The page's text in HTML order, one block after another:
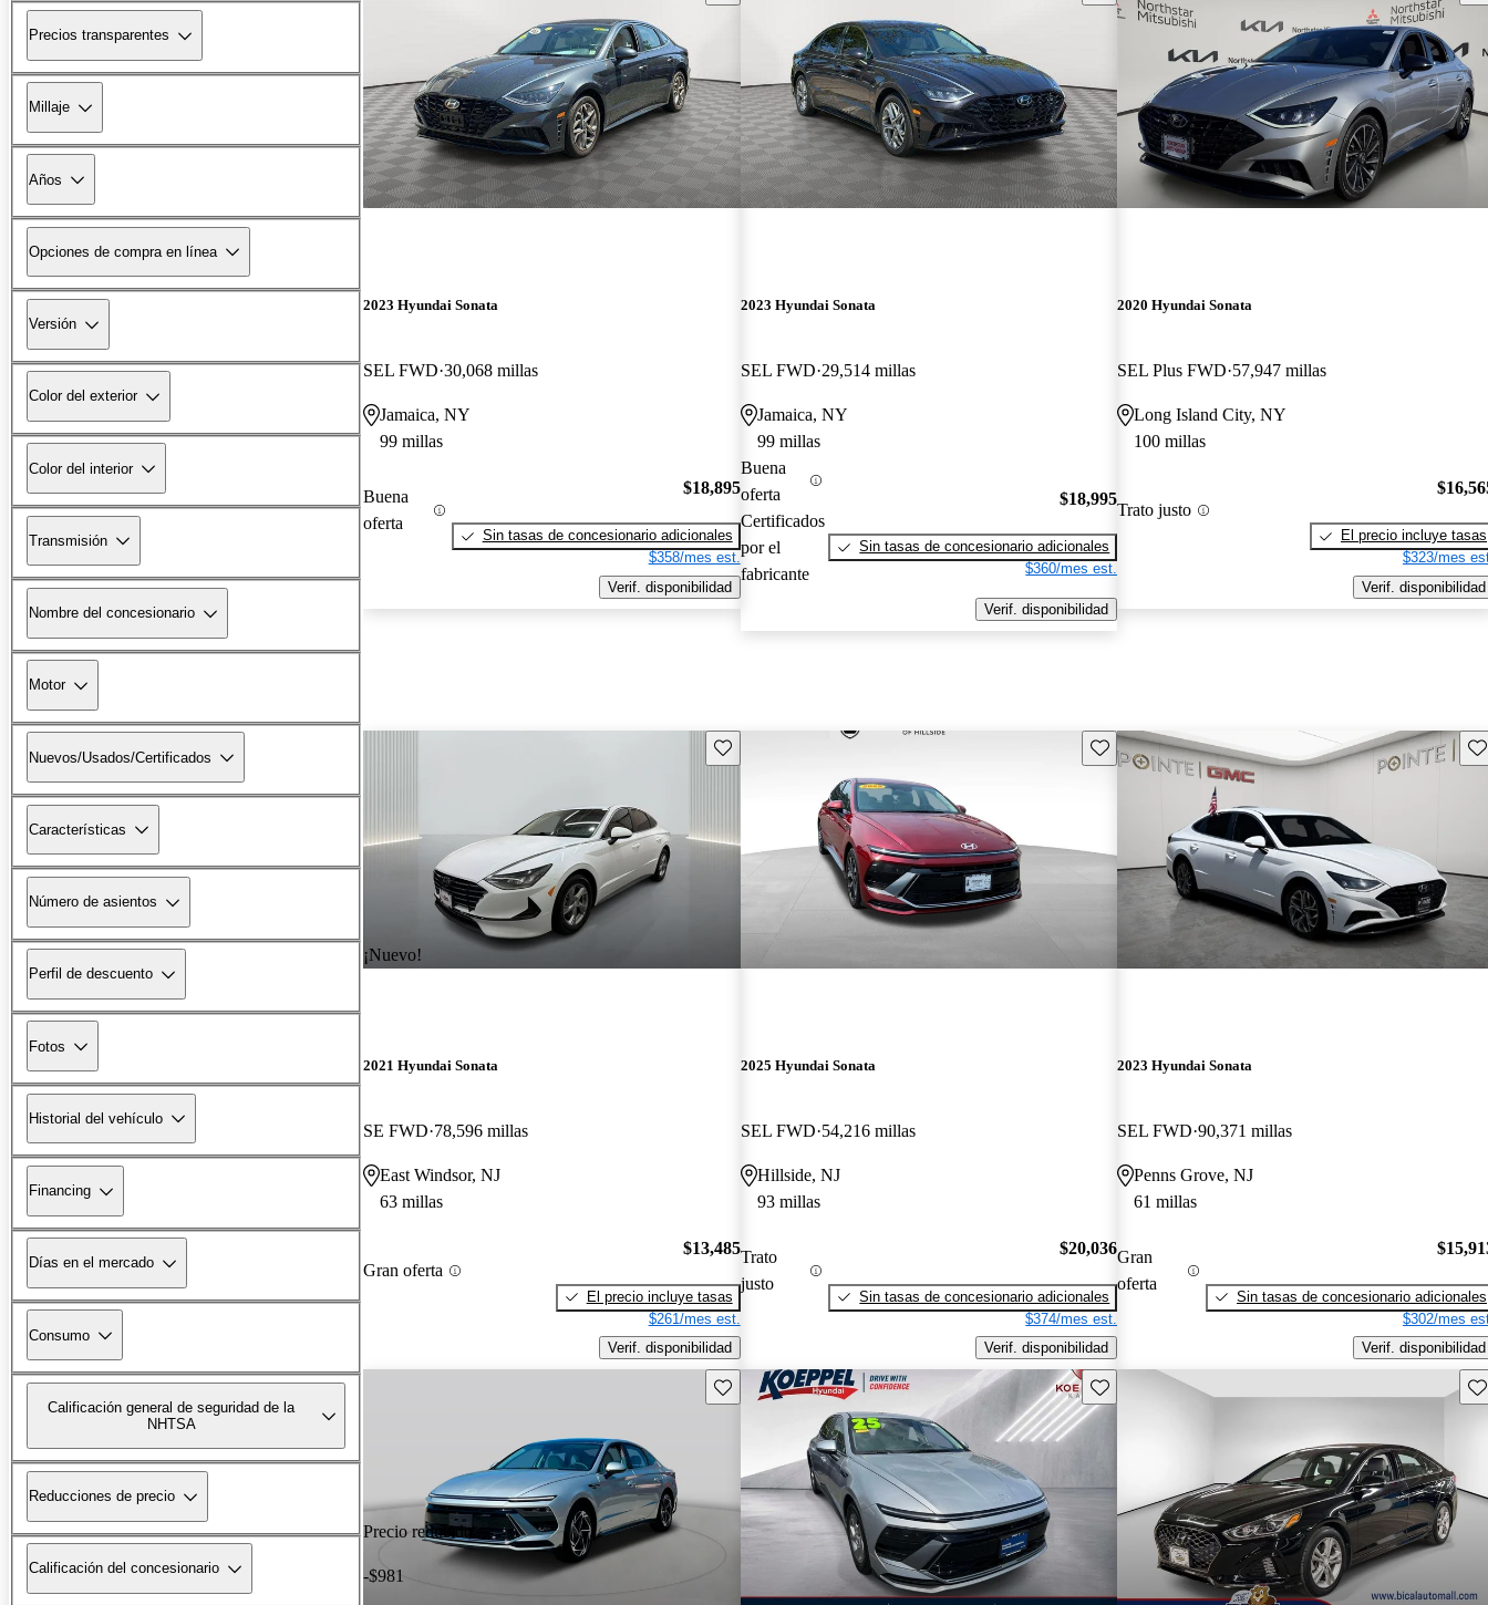
Precios transparentes
Millaje
Años
Opciones de compra en línea
Versión
Color del exterior
Color del interior
Transmisión
Nombre del concesionario
Motor
Nuevos/Usados/Certificados
Características
Número de asientos
Perfil de descuento
Fotos
Historial del vehículo
Financing
Días en el mercado
Consumo
Calificación general de seguridad de la
NHTSA
Reducciones de precio
Calificación del concesionario
2023 Hyundai Sonata
SEL FWD 30,068 millas
Jamaica, NY
99 millas
Buena
oferta
$18,895
Sin tasas de concesionario adicionales
$358/mes est.
Verif. disponibilidad
2023 Hyundai Sonata
SEL FWD 29,514 millas
Jamaica, NY
99 millas
Buena
oferta
Certificados
por el
fabricante
$18,995
Sin tasas de concesionario adicionales
$360/mes est.
Verif. disponibilidad
2020 Hyundai Sonata
SEL Plus FWD 57,947 millas
Long Island City, NY
100 millas
Trato justo
El precio incluye tasas
$323/mes
Verif. disponibilidad
¡Nuevo!
Guarda este Aviso
2021 Hyundai Sonata
SE FWD 78,596 millas
East Windsor, NJ
63 millas
Gran oferta
$13,485
El precio incluye tasas
$261/mes est.
Verif. disponibilidad
Guarda este Aviso
2025 Hyundai Sonata
SEL FWD 54,216 millas
Hillside, NJ
93 millas
Trato
justo
$20,036
Sin tasas de concesionario adicionales
$374/mes est.
Verif. disponibilidad
2023 Hyundai Sonata
SEL FWD 90,371 millas
Penns Grove, NJ
61 millas
Gran
oferta
Sin tasas de concesionario adicionales
$302/mes
Verif. disponibilidad
Precio reducido
-$981
Guarda este Aviso Guarda este Aviso